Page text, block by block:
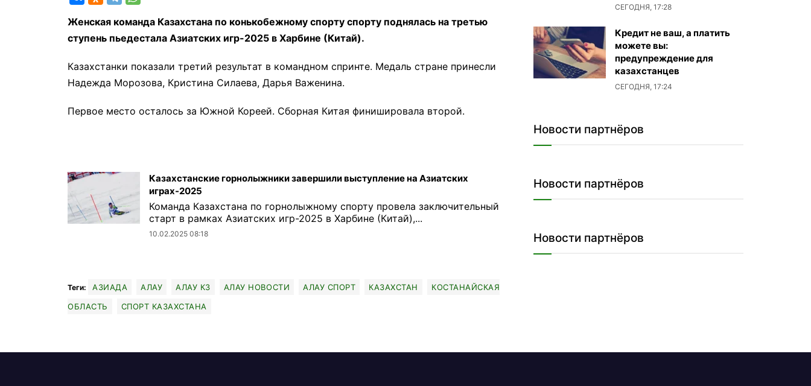
Женская команда Казахстана по конькобежному спорту спорту поднялась на третью
ступень пьедестала Азиатских игр-2025 в Харбине (Китай).
Казахстанки показали третий результат в командном спринте. Медаль стране принесли
Надежда Морозова, Кристина Силаева, Дарья Важенина.
Первое место осталось за Южной Кореей. Сборная Китая финишировала второй.
Казахстанские горнолыжники завершили выступление на Азиатских
играх-2025
Команда Казахстана по горнолыжному спорту провела заключительный
старт в рамках Азиатских игр-2025 в Харбине (Китай),...
10.02.2025 08:18
Теги: АЗИАДА АЛАУ АЛАУ КЗ АЛАУ НОВОСТИ АЛАУ СПОРТ КАЗАХСТАН
КОСТАНАЙСКАЯ
ОБЛАСТЬ
СПОРТ КАЗАХСТАНА
СЕГОДНЯ, 17:28
Кредит не ваш, а платить
можете вы:
предупреждение для
казахстанцев
СЕГОДНЯ, 17:24
Новости партнёров
Новости партнёров
Новости партнёров